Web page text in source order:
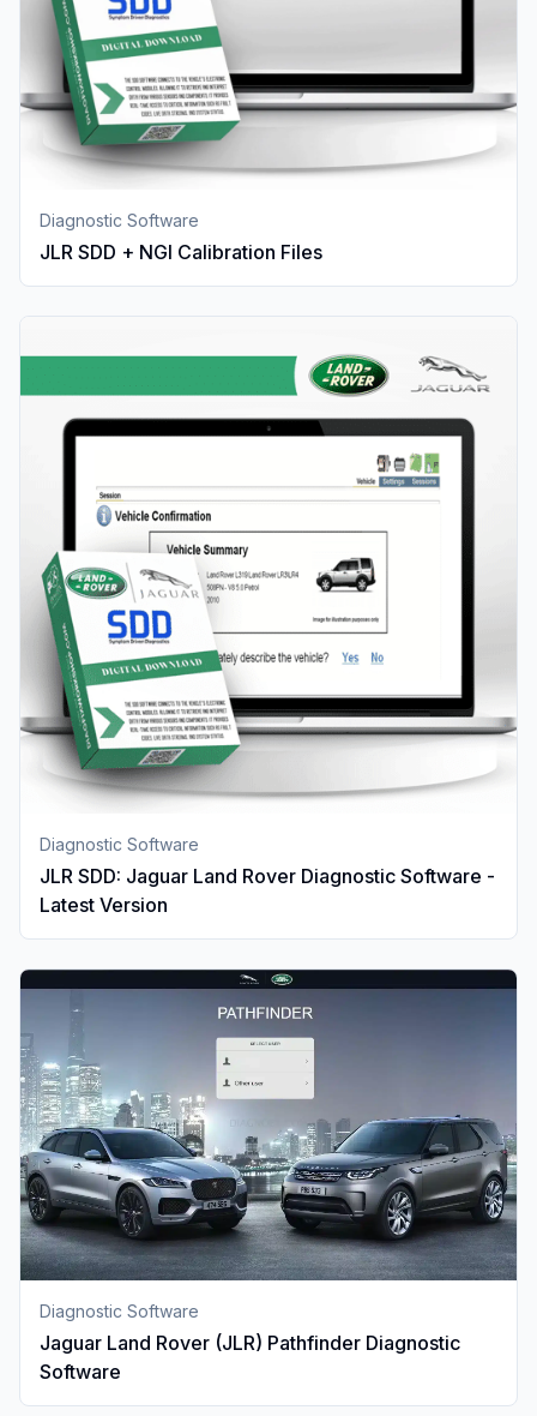
Diagnostic Software
JLR SDD + NGI Calibration Files
Diagnostic Software
JLR SDD: Jaguar Land Rover Diagnostic Software -
Latest Version
Diagnostic Software
Jaguar Land Rover (JLR) Pathfinder Diagnostic
Software